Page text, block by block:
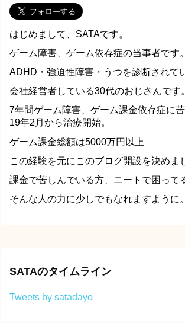
はじめまして、SATAです。
ゲーム障害、ゲーム依存症の当事者です。
ADHD・強迫性障害・うつを診断されて
会社経営者している30代のおじさんです。
7年間ゲーム障害、ゲーム課金依存症に
19年2月から治療開始。
ゲーム課金総額は5000万円以上
この経験を元にこのブログ開設を決めま
課金で苦しんでいる方、ニートで困って
そんな人の力に少しでもなれますように。
SATAのタイムライン
Tweets by satadayo